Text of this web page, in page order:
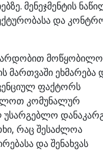
მენეჯმენტის
და
მართვაში ეხმარება
ფაქტორს
კომუნალურ
უსარგებლო
რაც შესაძლოა
და შენახვას